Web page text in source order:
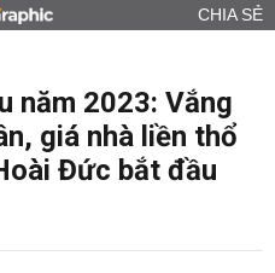
CHIA SẺ
năm 2023: Vắng
giá nhà liền thổ
Đức bắt đầu